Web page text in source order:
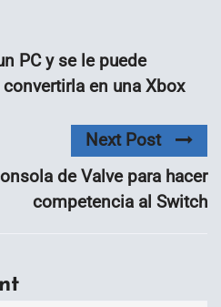
PC y se le puede
en una Xbox
Next Post
de Valve para hacer
competencia al Switch